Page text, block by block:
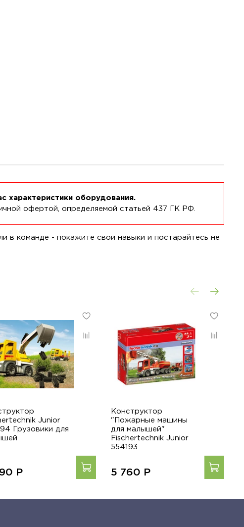
характеристики оборудования.
офертой, определяемой статьей 437 ГК РФ.
в команде - покажите свои навыки и постарайтесь не
Junior
Грузовики для
Р
Конструктор
"Пожарные машины
для малышей"
Fischertechnik Junior
554193
5 760 Р